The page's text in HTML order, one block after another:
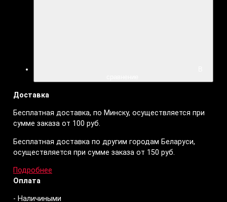
Доставка
Бесплатная доставка, по Минску, осуществляется при
сумме заказа от 100 руб.
Бесплатная доставка по другим городам Беларуси,
осуществляется при сумме заказа от 150 руб.
Подробнее
Оплата
- Наличиными